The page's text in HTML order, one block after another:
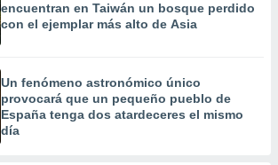
encuentran en Taiwán un bosque perdido
con el ejemplar más alto de Asia
Un fenómeno astronómico único
provocará que un pequeño pueblo de
España tenga dos atardeceres el mismo
día